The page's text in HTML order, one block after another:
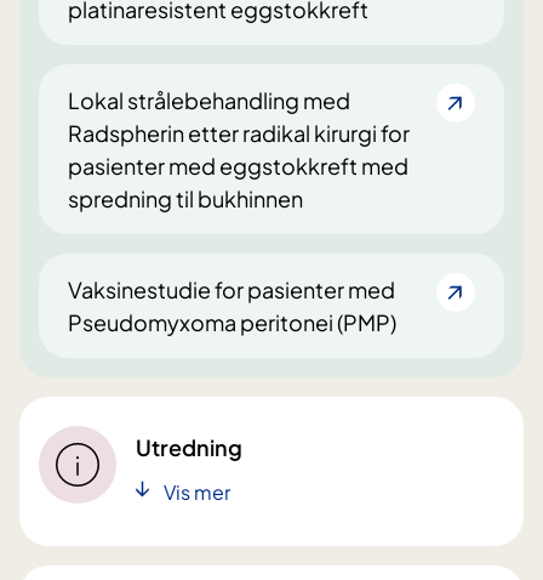
platinaresistent eggstokkreft
Lokal strålebehandling med
Radspherin etter radikal kirurgi for
pasienter med eggstokkreft med
spredning til bukhinnen
Vaksinestudie for pasienter med
Pseudomyxoma peritonei (PMP)
Utredning
Vis mer